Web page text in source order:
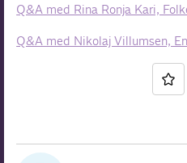
Q&A med Rina Ronja Kari,
Q&A med Nikolaj Villumsen,